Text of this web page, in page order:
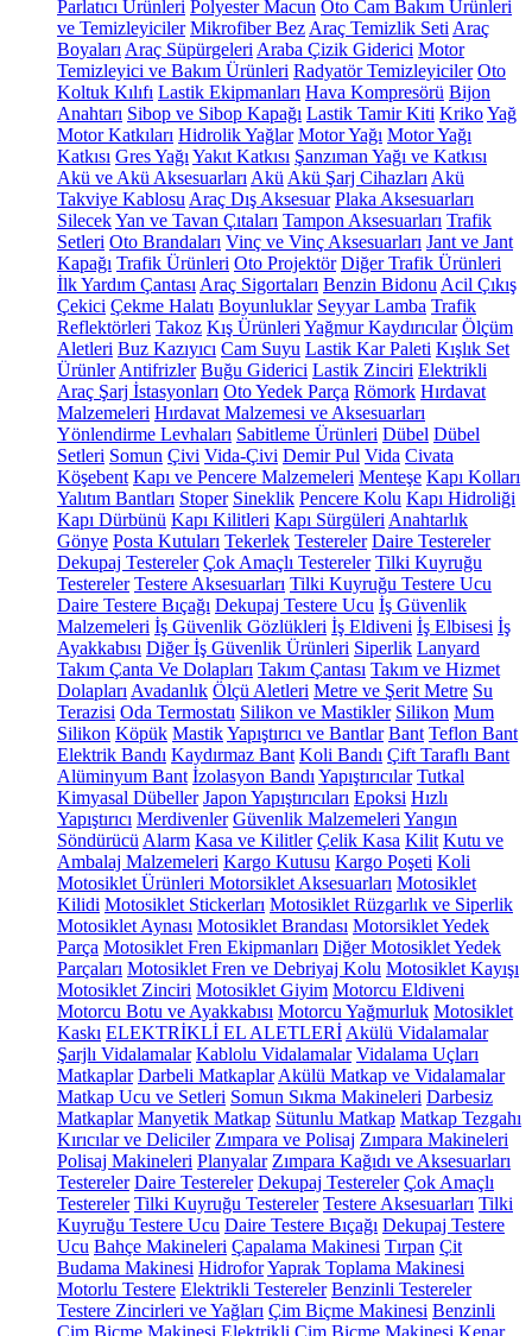
Parlatıcı Ürünleri Polyester Macun Oto Cam Bakım Ürünleri
ve Temizleyiciler Mikrofiber Bez Araç Temizlik Seti Araç
Boyaları Araç Süpürgeleri Araba Çizik Giderici Motor
Temizleyici ve Bakım Ürünleri Radyatör Temizleyiciler Oto
Koltuk Kılıfı Lastik Ekipmanları Hava Kompresörü Bijon
Anahtarı Sibop ve Sibop Kapağı Lastik Tamir Kiti KrikoYağ
Motor Katkıları Hidrolik Yağlar Motor Yağı Motor Yağı
Katkısı Gres Yağı Yakıt Katkısı Şanzıman Yağı ve Katkısı
Akü ve Akü Aksesuarları Akü Akü Şarj Cihazları Akü
Takviye Kablosu Araç Dış Aksesuar Plaka Aksesuarları
SilecekYan ve Tavan Çıtaları Tampon Aksesuarları Trafik
Setleri Oto Brandaları Vinç ve Vinç Aksesuarları Jant ve Jant
Kapağı Trafik Ürünleri Oto Projektör Diğer Trafik Ürünleri
İlk Yardım Çantası Araç Sigortaları Benzin Bidonu Acil Çıkış
Çekici Çekme Halatı Boyunluklar Seyyar Lamba Trafik
Reflektörleri Takoz Kış Ürünleri Yağmur Kaydırıcılar Ölçüm
Aletleri Buz Kazıyıcı Cam Suyu Lastik Kar Paleti Kışlık Set
Ürünler Antifrizler Buğu Giderici Lastik Zinciri Elektrikli
Araç Şarj İstasyonları Oto Yedek Parça Römork Hırdavat
Malzemeleri Hırdavat Malzemesi ve Aksesuarları
Yönlendirme Levhaları Sabitleme Ürünleri Dübel Dübel
Setleri Somun Çivi Vida-Çivi Demir Pul Vida Civata
Köşebent Kapı ve Pencere Malzemeleri Menteşe Kapı Kolları
Yalıtım Bantları Stoper Sineklik Pencere Kolu Kapı Hidroliği
Kapı Dürbünü Kapı Kilitleri Kapı Sürgüleri Anahtarlık
Gönye Posta Kutuları Tekerlek Testereler Daire Testereler
Dekupaj Testereler Çok Amaçlı Testereler Tilki Kuyruğu
Testereler Testere Aksesuarları Tilki Kuyruğu Testere Ucu
Daire Testere Bıçağı Dekupaj Testere Ucu İş Güvenlik
Malzemeleri İş Güvenlik Gözlükleri İş Eldiveni İş Elbisesi İş
Ayakkabısı Diğer İş Güvenlik Ürünleri Siperlik Lanyard
Takım Çanta Ve Dolapları Takım Çantası Takım ve Hizmet
Dolapları Avadanlık Ölçü Aletleri Metre ve Şerit Metre Su
Terazisi Oda Termostatı Silikon ve Mastikler Silikon Mum
Silikon Köpük MastikYapıştırıcı ve Bantlar Bant Teflon Bant
Elektrik Bandı Kaydırmaz Bant Koli Bandı Çift Taraflı Bant
Alüminyum Bant İzolasyon Bandı Yapıştırıcılar Tutkal
Kimyasal Dübeller Japon Yapıştırıcıları Epoksi Hızlı
Yapıştırıcı Merdivenler Güvenlik Malzemeleri Yangın
Söndürücü Alarm Kasa ve Kilitler Çelik Kasa Kilit Kutu ve
Ambalaj Malzemeleri Kargo Kutusu Kargo Poşeti Koli
Motosiklet Ürünleri Motorsiklet Aksesuarları Motosiklet
Kilidi Motosiklet Stickerları Motosiklet Rüzgarlık ve Siperlik
Motosiklet Aynası Motosiklet Brandası Motorsiklet Yedek
Parça Motosiklet Fren Ekipmanları Diğer Motosiklet Yedek
Parçaları Motosiklet Fren ve Debriyaj Kolu Motosiklet Kayışı
Motosiklet Zinciri Motosiklet Giyim Motorcu Eldiveni
Motorcu Botu ve Ayakkabısı Motorcu Yağmurluk Motosiklet
Kaskı ELEKTRİKLİ EL ALETLERİ Akülü Vidalamalar
Şarjlı Vidalamalar Kablolu Vidalamalar Vidalama Uçları
Matkaplar Darbeli Matkaplar Akülü Matkap ve Vidalamalar
Matkap Ucu ve Setleri Somun Sıkma Makineleri Darbesiz
Matkaplar Manyetik Matkap Sütunlu Matkap Matkap Tezgahı
Kırıcılar ve Deliciler Zımpara ve Polisaj Zımpara Makineleri
Polisaj Makineleri Planyalar Zımpara Kağıdı ve Aksesuarları
Testereler Daire Testereler Dekupaj Testereler Çok Amaçlı
Testereler Tilki Kuyruğu Testereler Testere Aksesuarları Tilki
Kuyruğu Testere Ucu Daire Testere Bıçağı Dekupaj Testere
Ucu Bahçe Makineleri Çapalama Makinesi Tırpan Çit
Budama Makinesi HidroforYaprak Toplama Makinesi
Motorlu Testere Elektrikli Testereler Benzinli Testereler
Testere Zincirleri ve Yağları Çim Biçme Makinesi Benzinli
Çim Biçme Makinesi Elektrikli Çim Biçme Makinesi Kenar